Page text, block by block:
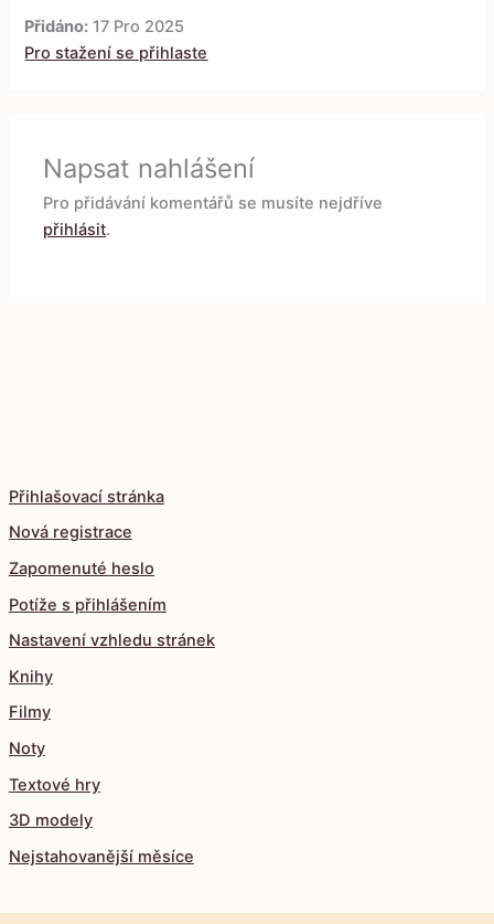
Přihlašovací stránka
Nová registrace
Zapomenuté heslo
Potíže s přihlášením
Nastavení vzhledu stránek
Knihy
Filmy
Noty
Textové hry
3D modely
Nejstahovanější měsíce
Přidáno: 17 Pro 2025
Pro stažení se přihlaste
Napsat nahlášení
Pro přidávání komentářů se musíte nejdříve
přihlásit.